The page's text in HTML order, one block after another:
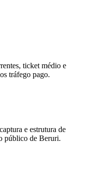
ticket médio e
tráfego pago.
e estrutura de
público de Beruri.